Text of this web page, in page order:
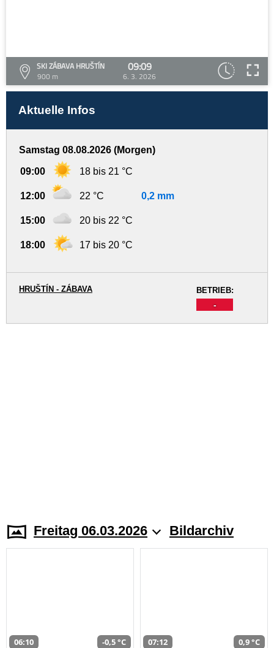
SKI ZÁBAVA HRUŠTÍN
900 m
09:09
6. 3. 2026
Aktuelle Infos
Samstag 08.08.2026 (Morgen)
09:00 18 bis 21 °C
12:00 22 °C 0,2 mm
15:00 20 bis 22 °C
18:00 17 bis 20 °C
BETRIEB:
-
HRUŠTÍN - ZÁBAVA
Freitag 06.03.2026 Bildarchiv
06:10 -0,5 °C 07:12 0,9 °C